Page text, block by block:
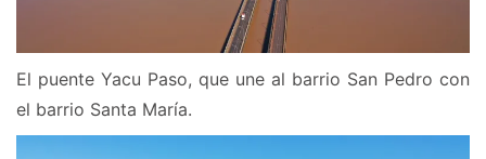
El puente Yacu Paso, que une al barrio San Pedro con
el barrio Santa María.